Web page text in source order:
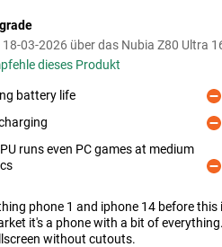
18-03-2026 über das Nubia Z80 Ultra
dieses Produkt
battery life
runs even PC games at medium
phone 1 and iphone 14 before
it's a phone with a bit of
without cutouts.